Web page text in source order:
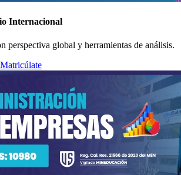
Internacional
perspectiva global y herramientas de análisis.
Matricúlate